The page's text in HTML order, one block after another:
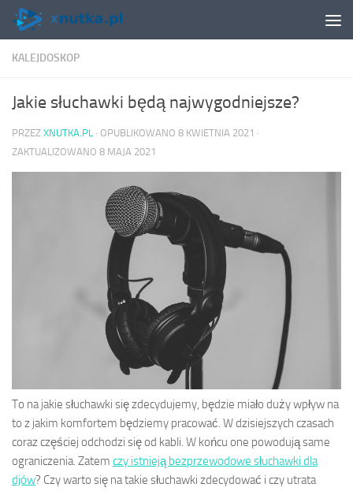
Skip to content
KALEJDOSKOP
Jakie słuchawki będą najwygodniejsze?
PRZEZ XNUTKA.PL · OPUBLIKOWANO 8 KWIETNIA 2021 ·
ZAKTUALIZOWANO 8 MAJA 2021
To na jakie słuchawki się zdecydujemy, będzie miało duży wpływ na
to z jakim komfortem będziemy pracować. W dzisiejszych czasach
coraz częściej odchodzi się od kabli. W końcu one powodują same
ograniczenia. Zatem czy istnieją bezprzewodowe słuchawki dla
djów? Czy warto się na takie słuchawki zdecydować i czy utrata